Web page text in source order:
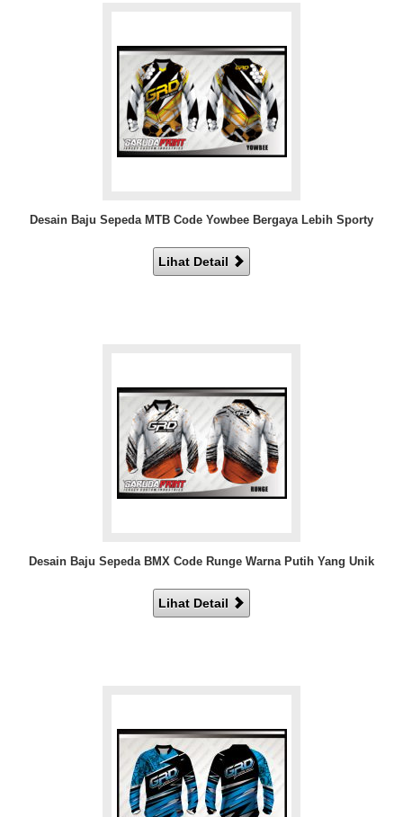
Desain Baju Sepeda MTB Code Yowbee Bergaya Lebih Sporty
Lihat Detail
Desain Baju Sepeda BMX Code Runge Warna Putih Yang Unik
Lihat Detail